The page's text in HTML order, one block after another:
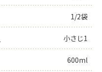
1/2袋
小さじ1
600ml